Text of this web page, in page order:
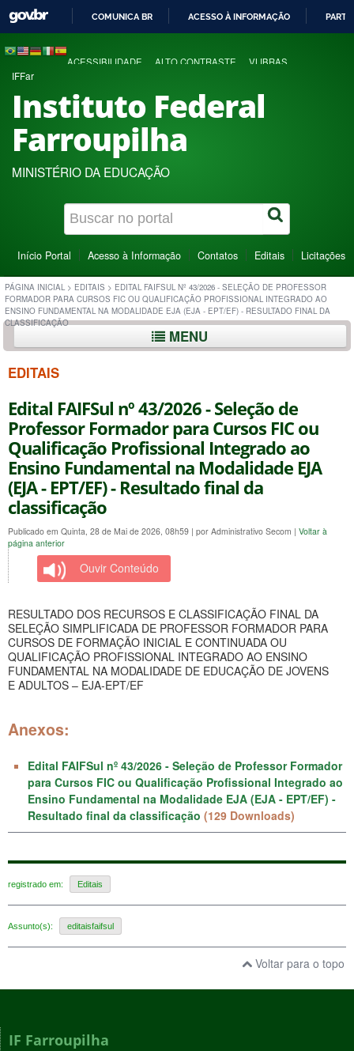
COMUNICA BR ACESSO À INFORMAÇÃO
ACESSIBILIDADE ALTO CONTRASTE VLIBRAS
IFFar
Instituto Federal
Farroupilha
MINISTÉRIO DA EDUCAÇÃO
Início Portal Acesso à Informação Contatos Editais Licitações
PÁGINA INICIAL > EDITAIS > EDITAL FAIFSUL Nº 43/2026 - SELEÇÃO DE PROFESSOR
FORMADOR PARA CURSOS FIC OU QUALIFICAÇÃO PROFISSIONAL INTEGRADO AO
ENSINO FUNDAMENTAL NA MODALIDADE EJA (EJA - EPT/EF) - RESULTADO FINAL DA
CLASSIFICAÇÃO
MENU
EDITAIS
Edital FAIFSul nº 43/2026 - Seleção de
Professor Formador para Cursos FIC ou
Qualificação Profissional Integrado ao
Ensino Fundamental na Modalidade EJA
(EJA - EPT/EF) - Resultado final da
classificação
Publicado em Quinta, 28 de Mai de 2026, 08h59 | por Administrativo Secom | Voltar à
página anterior
Ouvir Conteúdo
RESULTADO DOS RECURSOS E CLASSIFICAÇÃO FINAL DA
SELEÇÃO SIMPLIFICADA DE PROFESSOR FORMADOR PARA
CURSOS DE FORMAÇÃO INICIAL E CONTINUADA OU
QUALIFICAÇÃO PROFISSIONAL INTEGRADO AO ENSINO
FUNDAMENTAL NA MODALIDADE DE EDUCAÇÃO DE JOVENS
E ADULTOS – EJA-EPT/EF
Anexos:
Edital FAIFSul nº 43/2026 - Seleção de Professor Formador
para Cursos FIC ou Qualificação Profissional Integrado ao
Ensino Fundamental na Modalidade EJA (EJA - EPT/EF) -
Resultado final da classificação (129 Downloads)
registrado em: Editais
Assunto(s): editaisfaifsul
Voltar para o topo
IF Farroupilha